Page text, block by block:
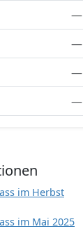
—
—
—
—
im Herbst
im Mai 2025